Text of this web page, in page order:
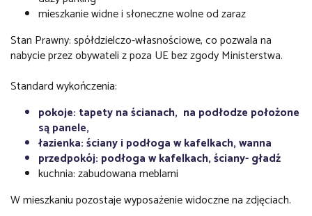
mieszkanie widne i słoneczne wolne od zaraz
Stan Prawny: spółdzielczo-własnościowe, co pozwala na
nabycie przez obywateli z poza UE bez zgody Ministerstwa.
Standard wykończenia:
pokoje: tapety na ścianach, na podłodze położone
są panele,
łazienka: ściany i podłoga w kafelkach, wanna
przedpokój: podłoga w kafelkach, ściany- gładź
kuchnia: zabudowana meblami
W mieszkaniu pozostaje wyposażenie widoczne na zdjęciach.